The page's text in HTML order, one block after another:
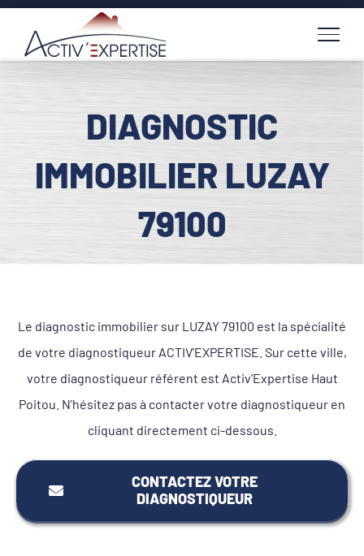
Passer
contenu
DIAGNOSTIC
IMMOBILIER LUZAY
79100
Le diagnostic immobilier sur LUZAY 79100 est la spécialité
de votre diagnostiqueur ACTIV'EXPERTISE. Sur cette ville,
votre diagnostiqueur référent est Activ'Expertise Haut
Poitou. N'hésitez pas à contacter votre diagnostiqueur en
cliquant directement ci-dessous.
CONTACTEZ VOTRE
DIAGNOSTIQUEUR